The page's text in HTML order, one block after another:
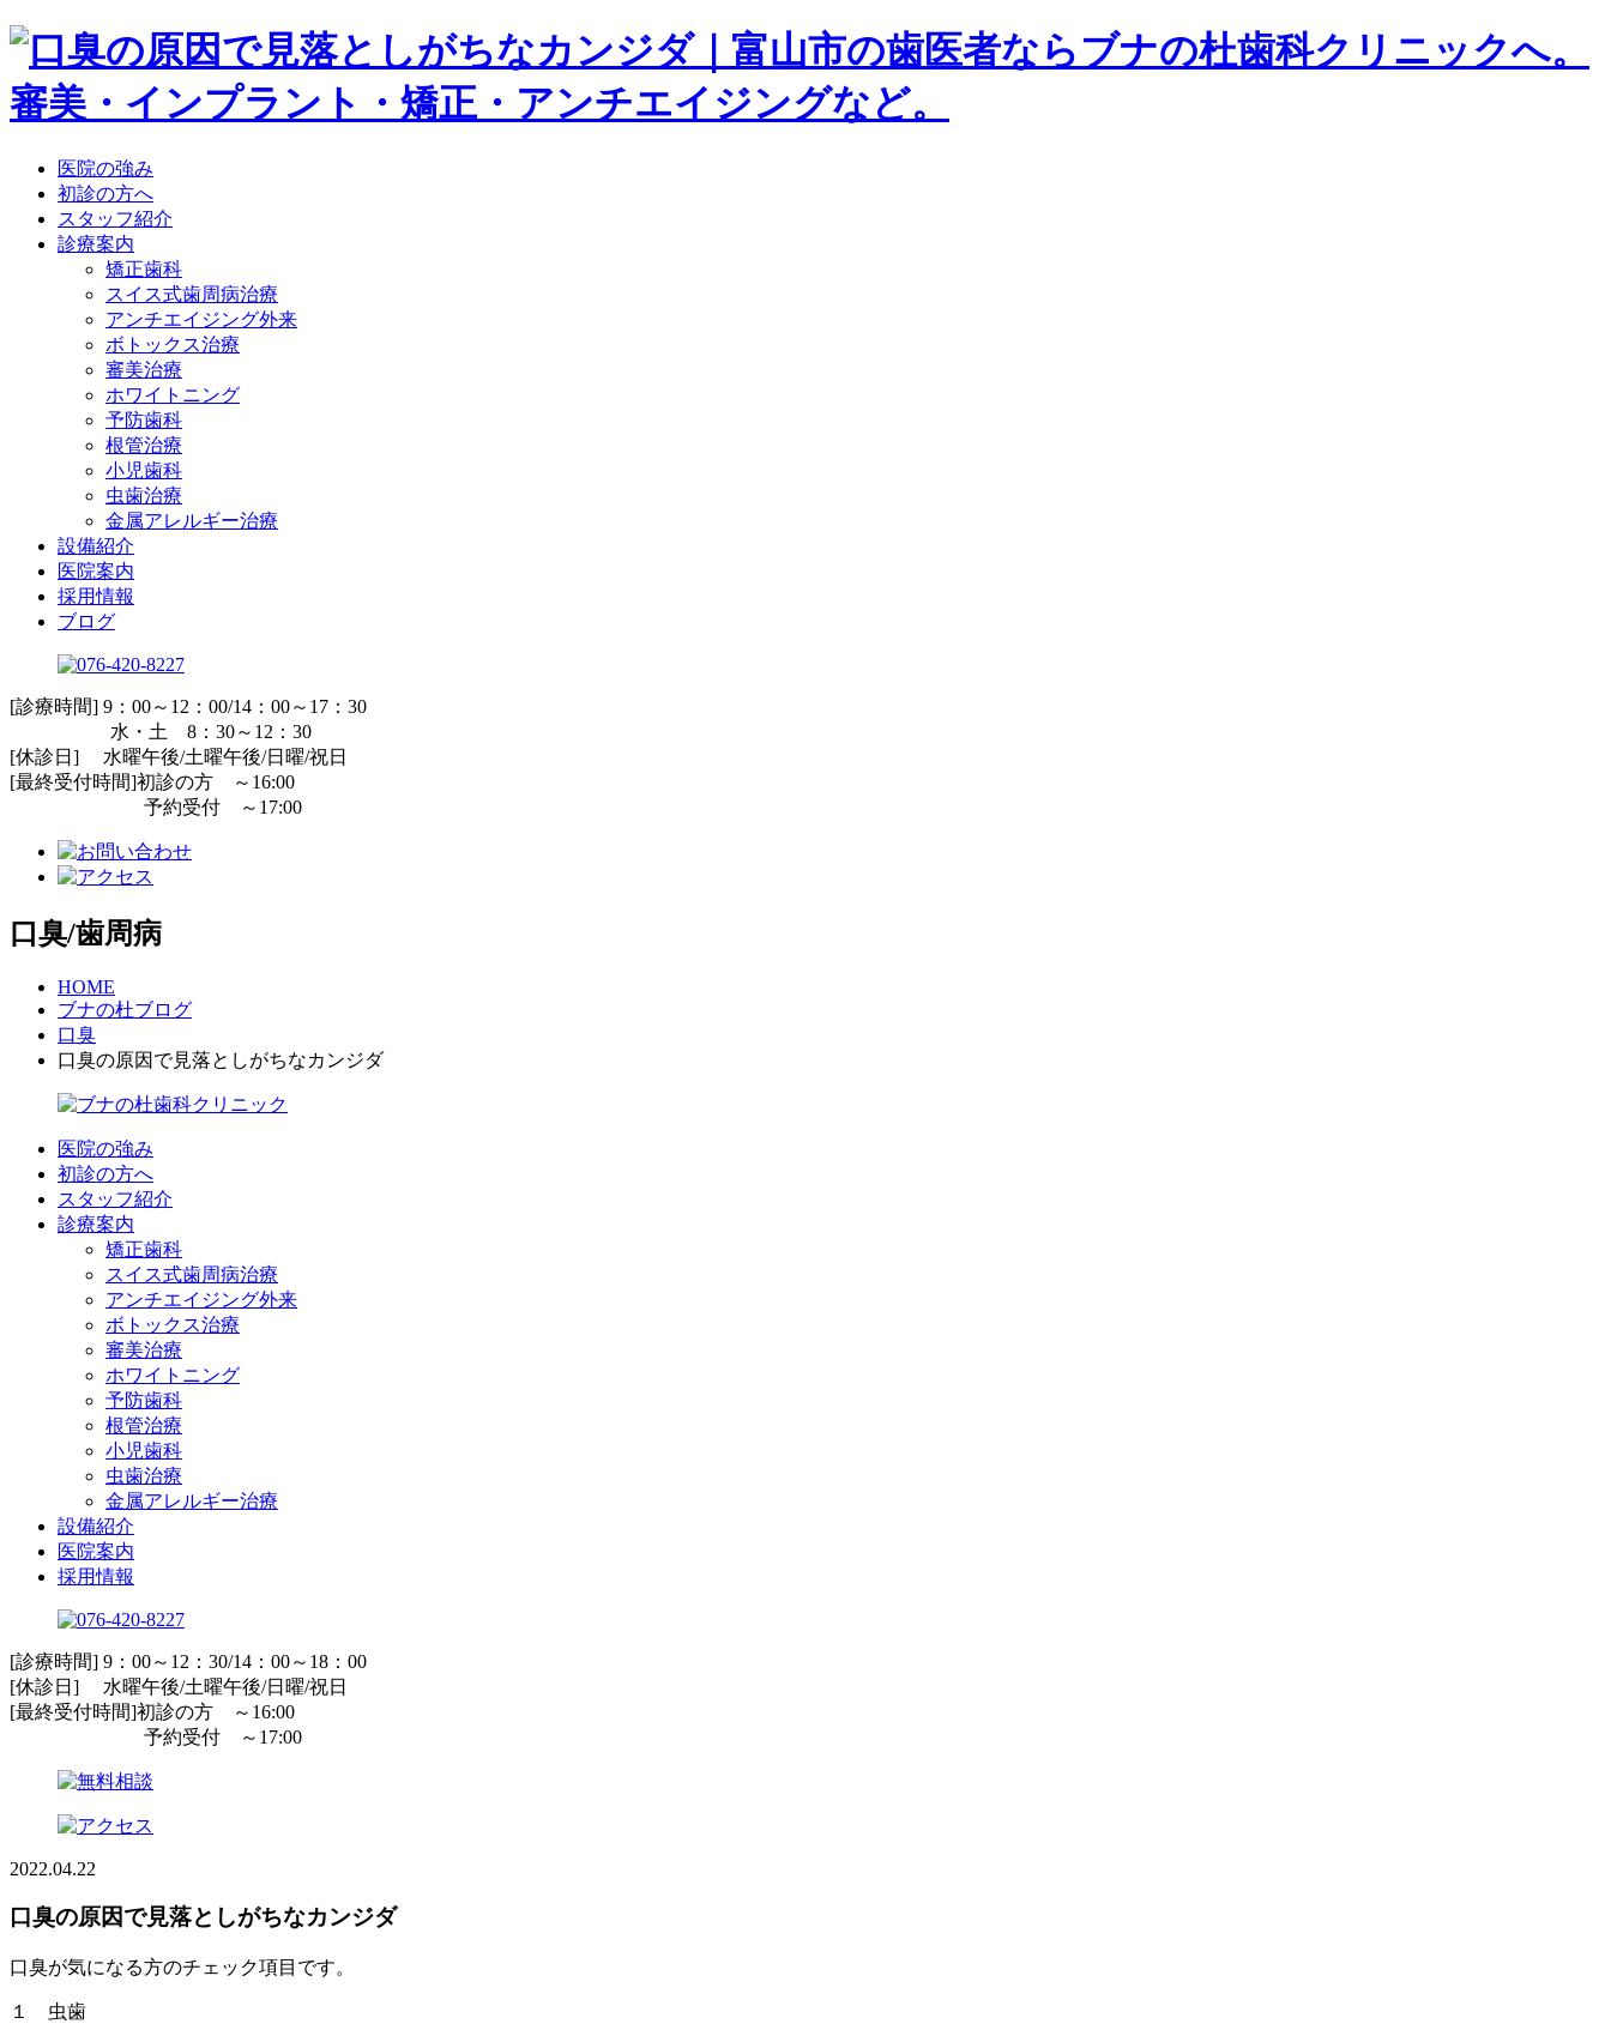
医院の強み
初診の方へ
スタッフ紹介
診療案内
矯正歯科
スイス式歯周病治療
アンチエイジング外来
ボトックス治療
審美治療
ホワイトニング
予防歯科
根管治療
小児歯科
虫歯治療
金属アレルギー治療
設備紹介
医院案内
採用情報
ブログ
[診療時間] 9：00～12：00/14：00～17：30
水・土 8：30～12：30
[休診日] 水曜午後/土曜午後/日曜/祝日
[最終受付時間]初診の方 ～16:00
予約受付 ～17:00
口臭/歯周病
HOME
ブナの杜ブログ
口臭
口臭の原因で見落としがちなカンジダ
医院の強み
初診の方へ
スタッフ紹介
診療案内
矯正歯科
スイス式歯周病治療
アンチエイジング外来
ボトックス治療
審美治療
ホワイトニング
予防歯科
根管治療
小児歯科
虫歯治療
金属アレルギー治療
設備紹介
医院案内
採用情報
[診療時間] 9：00～12：30/14：00～18：00
[休診日] 水曜午後/土曜午後/日曜/祝日
[最終受付時間]初診の方 ～16:00
予約受付 ～17:00
2022.04.22
口臭の原因で見落としがちなカンジダ
口臭が気になる方のチェック項目です。
１ 虫歯